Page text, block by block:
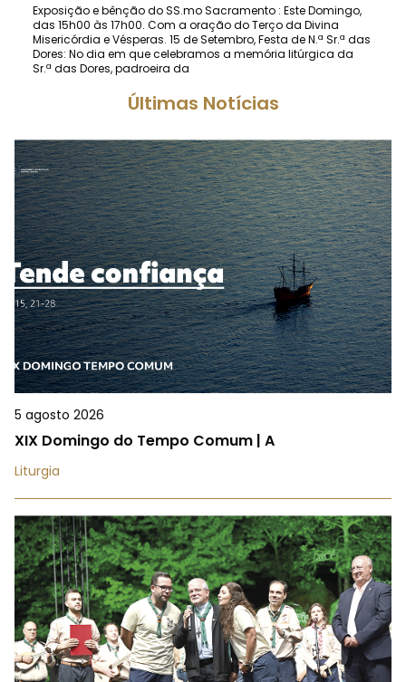
Exposição e bênção do SS.mo Sacramento : Este Domingo,
das 15h00 às 17h00. Com a oração do Terço da Divina
Misericórdia e Vésperas. 15 de Setembro, Festa de N.ª Sr.ª das
Dores: No dia em que celebramos a memória litúrgica da
Sr.ª das Dores, padroeira da
Últimas Notícias
5 agosto 2026
XIX Domingo do Tempo Comum | A
Liturgia